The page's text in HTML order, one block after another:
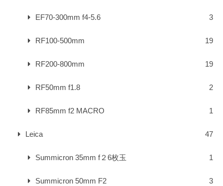
EF70-300mm f4-5.6 3
RF100-500mm 19
RF200-800mm 19
RF50mm f1.8 2
RF85mm f2 MACRO 1
Leica 47
Summicron 35mm f２6枚玉 1
Summicron 50mm F2 3